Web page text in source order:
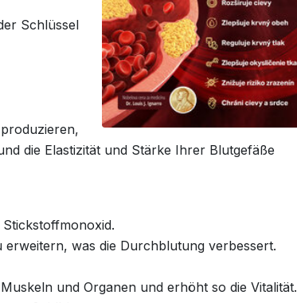
Schlüssel
die Elastizität und Stärke Ihrer Blutgefäße
was die Durchblutung verbessert.
und Organen und erhöht so die Vitalität.